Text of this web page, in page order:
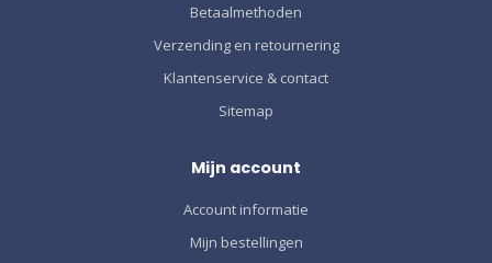
Betaalmethoden
Verzending en retournering
Klantenservice & contact
Sitemap
Mijn account
Account informatie
Mijn bestellingen